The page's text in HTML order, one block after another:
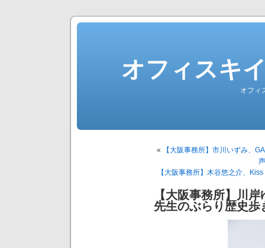
オフィスキ
オフィ
«
【大阪事務所】市川いずみ、
【大阪事務所】木谷悠之介、
【大阪事務所】川
先生のぶらり歴史歩